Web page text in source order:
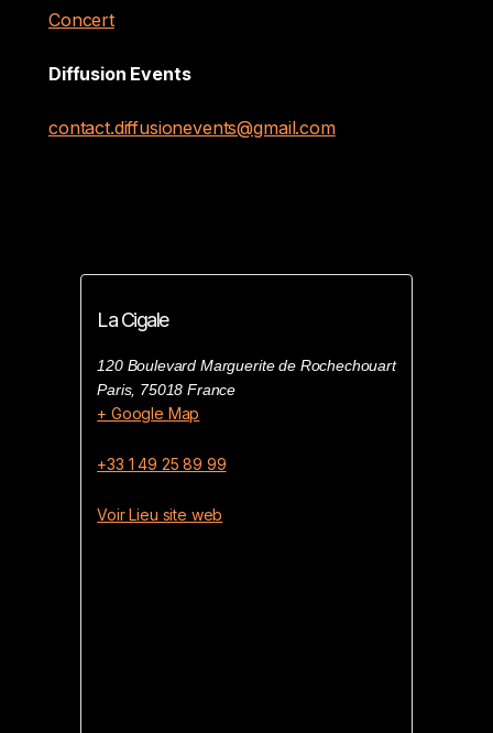
Concert
Diffusion Events
contact.diffusionevents@gmail.com
La Cigale
120 Boulevard Marguerite de Rochechouart
Paris, 75018 France
+ Google Map
+33 1 49 25 89 99
Voir Lieu site web